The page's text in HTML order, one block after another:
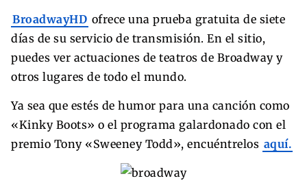
BroadwayHD ofrece una prueba gratuita de siete
días de su servicio de transmisión. En el sitio,
puedes ver actuaciones de teatros de Broadway y
otros lugares de todo el mundo.
Ya sea que estés de humor para una canción como
«Kinky Boots» o el programa galardonado con el
premio Tony «Sweeney Todd», encuéntrelos aquí.